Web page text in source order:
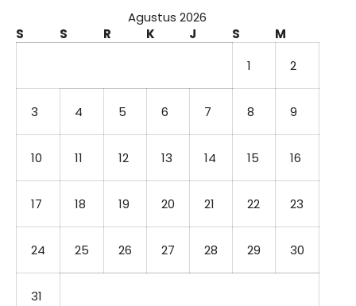
Agustus 2026
S
S R K J S
M
1
2
3 4 5 6 7 8 9
10 11 12 13 14 15 16
17 18 19 20 21 22 23
24 25 26 27 28 29 30
31